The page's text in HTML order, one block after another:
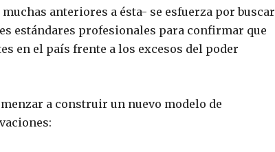
anteriores a ésta- se esfuerza por buscar
estándares profesionales para confirmar que
en el país frente a los excesos del poder
a construir un nuevo modelo de